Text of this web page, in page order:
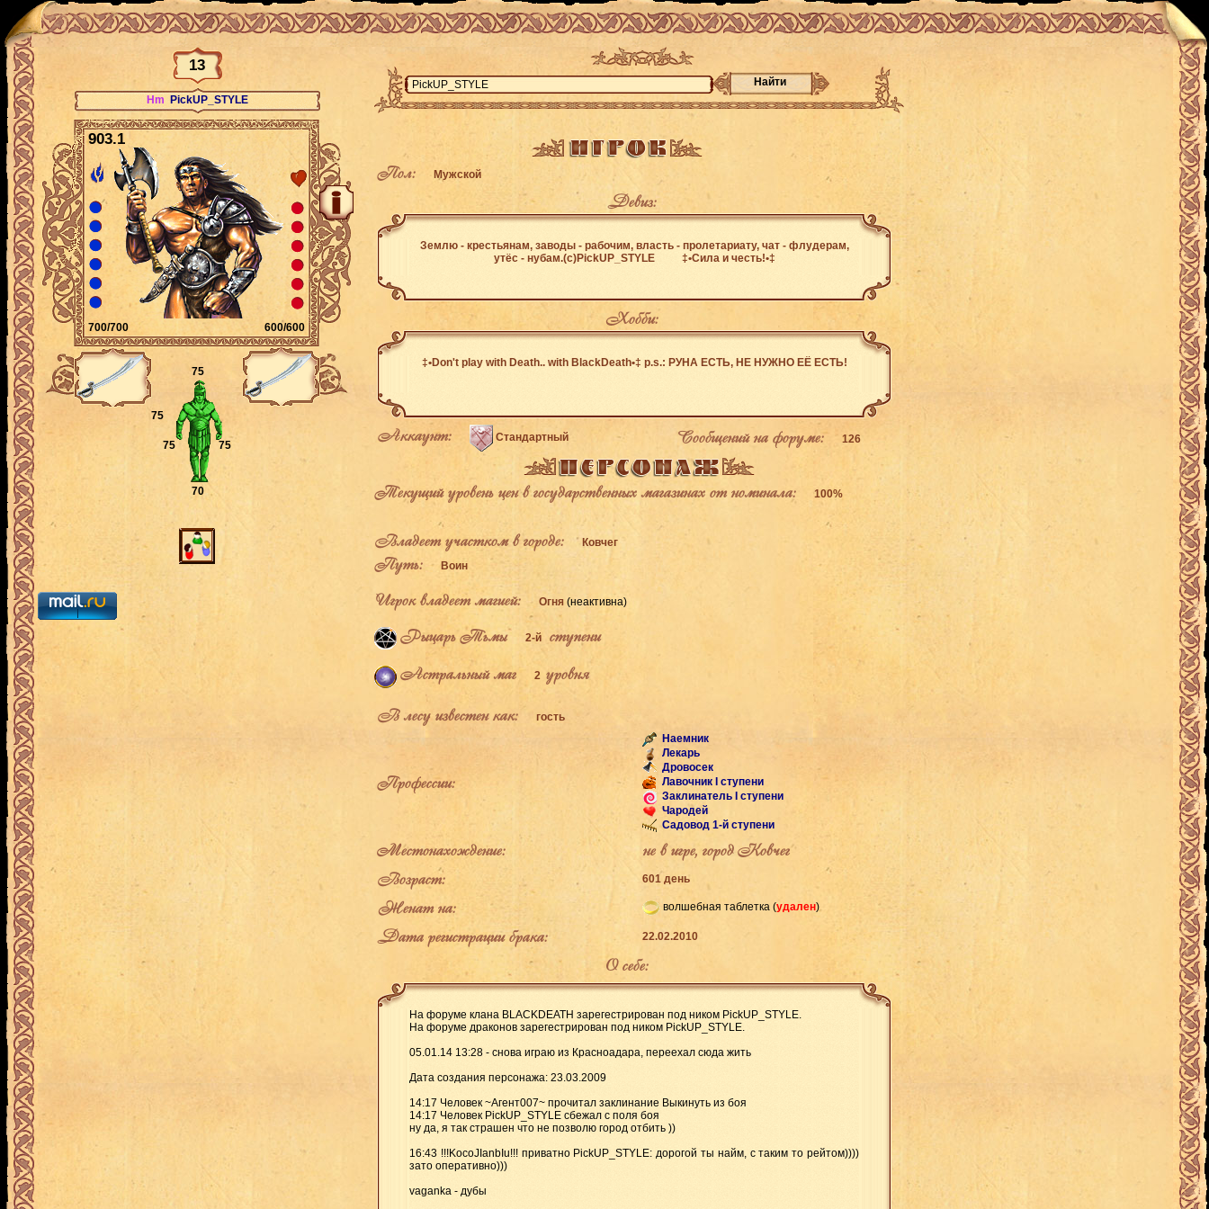
13
Hm PickUP_STYLE
903.1
700/700 600/600
75
75
70
75 75
Найти
Пол: Мужской
Девиз:
Землю - крестьянам, заводы - рабочим, власть - пролетариату, чат - флудерам,
утёс - нубам.(с)PickUP_STYLE ‡•Сила и честь!•‡
Хобби:
‡•Don't play with Death.. with BlackDeath•‡ p.s.: РУНА ЕСТЬ, НЕ НУЖНО ЕЁ ЕСТЬ!
Аккаунт: Стандартный Сообщений на форуме: 126
Текущий уровень цен в государственных магазинах от номинала: 100%
Владеет участком в городе: Ковчег
Путь: Воин
Игрок владеет магией: Огня (неактивна)
Рыцарь Тьмы 2-й
ступени
Астральный маг
2 уровня
В лесу известен как:
гость
Профессии:
Наемник
Лекарь
Дровосек
Лавочник I ступени
Заклинатель I ступени
Чародей
Садовод 1-й ступени
Местонахождение:
не в игре, город Ковчег
Возраст:
601 день
Женат на: волшебная таблетка (удален)
Дата регистрации брака: 22.02.2010
О себе:
На форуме клана BLACKDEATH зарегестрирован под ником PickUP_STYLE.
На форуме драконов зарегестрирован под ником PickUP_STYLE.
05.01.14 13:28 - снова играю из Красноадара, переехал сюда жить
Дата создания персонажа: 23.03.2009
14:17 Человек ~Агент007~ прочитал заклинание Выкинуть из боя
14:17 Человек PickUP_STYLE сбежал с поля боя
ну да, я так страшен что не позволю город отбить ))
16:43 !!!KocoJIanbIu!!! приватно PickUP_STYLE: дорогой ты найм, с таким то рейтом))))
зато оперативно)))
vaganka - дубы